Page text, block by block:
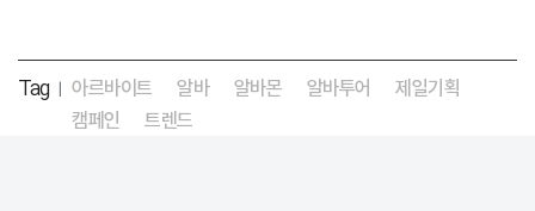
Tag 아르바이트 알바 알바몬 알바투어
제일기획
캠페인
트렌드